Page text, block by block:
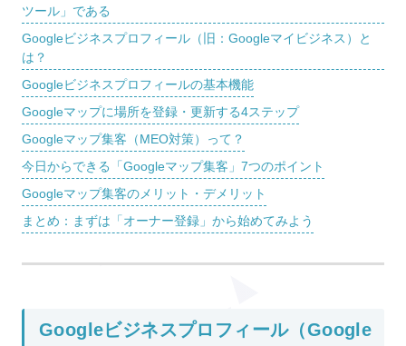
ツール」である
Googleビジネスプロフィール（旧：Googleマイビジネス）と
は？
Googleビジネスプロフィールの基本機能
Googleマップに場所を登録・更新する4ステップ
Googleマップ集客（MEO対策）って？
今日からできる「Googleマップ集客」7つのポイント
Googleマップ集客のメリット・デメリット
まとめ：まずは「オーナー登録」から始めてみよう
Googleビジネスプロフィール（Google